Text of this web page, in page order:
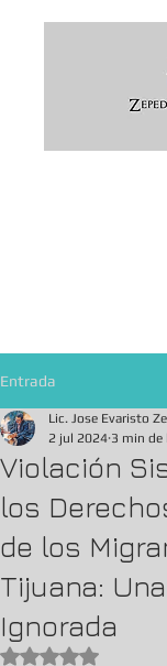
Entrada
Violación
los
de los
Tijuana:
Ignorada
Lic. Jose Evaristo
2 jul 2024 3 min de
Obtuvo NaN de 5